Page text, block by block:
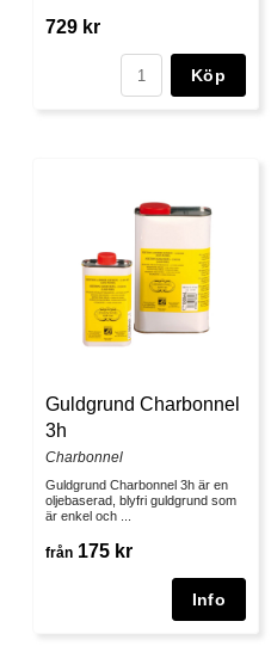
729 kr
Köp
Guldgrund Charbonnel
3h
Charbonnel
Guldgrund Charbonnel 3h är en
oljebaserad, blyfri guldgrund som
är enkel och ...
från 175 kr